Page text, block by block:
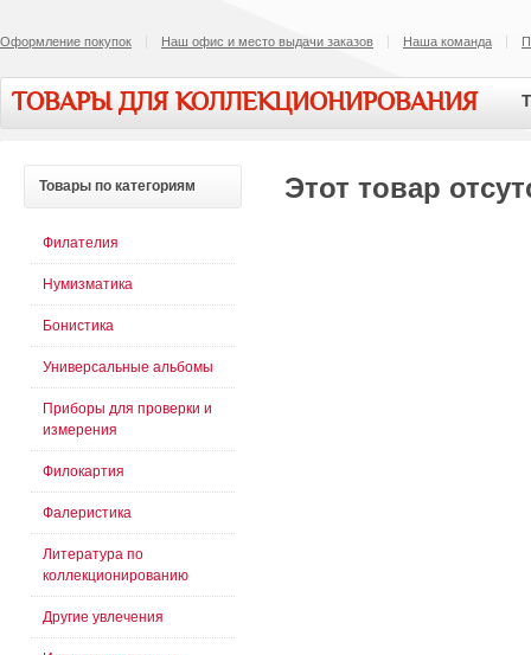
Оформление покупок Наш офис и место выдачи заказов Наша команда
ТОВАРЫ ДЛЯ КОЛЛЕКЦИОНИРОВАНИЯ
Этот товар
Товары по категориям
Филателия
Нумизматика
Бонистика
Универсальные альбомы
Приборы для проверки и
измерения
Филокартия
Фалеристика
Литература по
коллекционированию
Другие увлечения